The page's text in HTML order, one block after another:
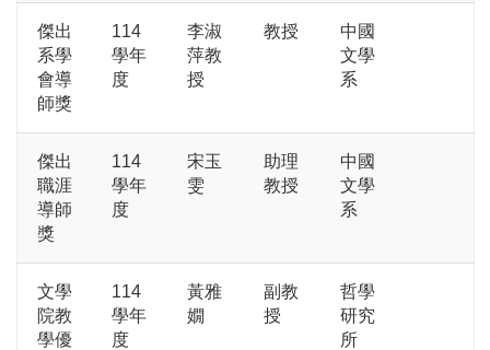
傑出
系學
會導
師獎
114
學年
度
李淑
萍教
授
教授
中國
文學
系
傑出
職涯
導師
獎
114
學年
度
宋玉
雯
助理
教授
中國
文學
系
文學
院教
學優
114
學年
度
黃雅
嫺
副教
授
哲學
研究
所